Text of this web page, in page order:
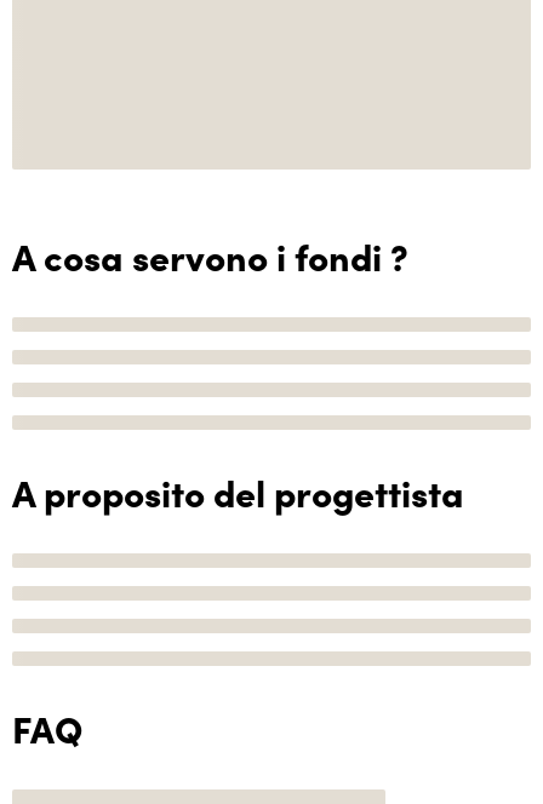
A cosa servono i fondi ?
A proposito del progettista
FAQ